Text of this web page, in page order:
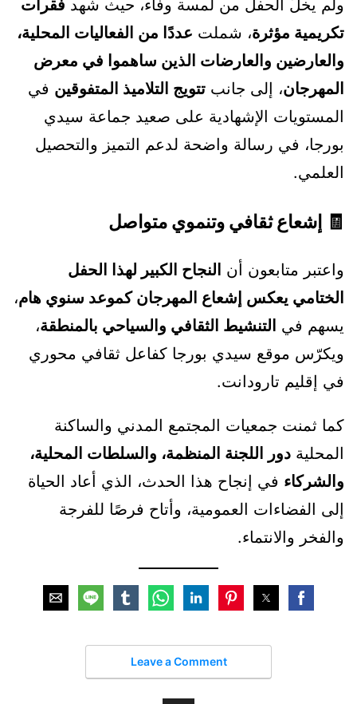
ولم يخلُ الحفل من لمسة وفاء، حيث شهد فقرات
تكريمية مؤثرة، شملت عددًا من الفعاليات المحلية،
والعارضين والعارضات الذين ساهموا في معرض
المهرجان، إلى جانب تتويج التلاميذ المتفوقين في
المستويات الإشهادية على صعيد جماعة سيدي
بورجا، في رسالة واضحة لدعم التميز والتحصيل
العلمي.
🧾 إشعاع ثقافي وتنموي متواصل
واعتبر متابعون أن النجاح الكبير لهذا الحفل
الختامي يعكس إشعاع المهرجان كموعد سنوي هام،
يسهم في التنشيط الثقافي والسياحي بالمنطقة،
ويكرّس موقع سيدي بورجا كفاعل ثقافي محوري
في إقليم تارودانت.
كما ثمنت جمعيات المجتمع المدني والساكنة
المحلية دور اللجنة المنظمة، والسلطات المحلية،
والشركاء في إنجاح هذا الحدث، الذي أعاد الحياة
إلى الفضاءات العمومية، وأتاح فرصًا للفرجة
والفخر والانتماء.
Leave a Comment